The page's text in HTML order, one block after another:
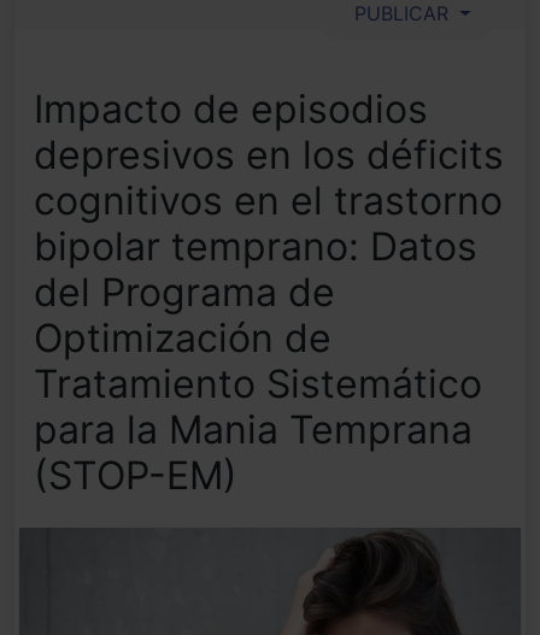
PUBLICAR
Impacto de episodios
depresivos en los déficits
cognitivos en el trastorno
bipolar temprano: Datos
del Programa de
Optimización de
Tratamiento Sistemático
para la Mania Temprana
(STOP-EM)